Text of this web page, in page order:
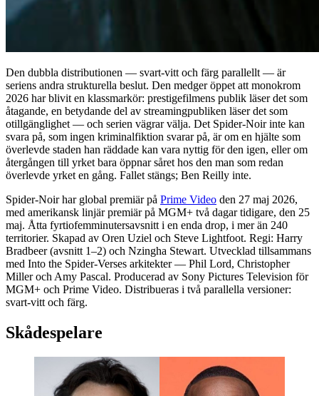
Den dubbla distributionen — svart-vitt och färg parallellt — är
seriens andra strukturella beslut. Den medger öppet att monokrom
2026 har blivit en klassmarkör: prestigefilmens publik läser det som
åtagande, en betydande del av streamingpubliken läser det som
otillgänglighet — och serien vägrar välja. Det Spider-Noir inte kan
svara på, som ingen kriminalfiktion svarar på, är om en hjälte som
överlevde staden han räddade kan vara nyttig för den igen, eller om
återgången till yrket bara öppnar såret hos den man som redan
överlevde yrket en gång. Fallet stängs; Ben Reilly inte.
Spider-Noir har global premiär på Prime Video den 27 maj 2026,
med amerikansk linjär premiär på MGM+ två dagar tidigare, den 25
maj. Åtta fyrtiofemminutersavsnitt i en enda drop, i mer än 240
territorier. Skapad av Oren Uziel och Steve Lightfoot. Regi: Harry
Bradbeer (avsnitt 1–2) och Nzingha Stewart. Utvecklad tillsammans
med Into the Spider-Verses arkitekter — Phil Lord, Christopher
Miller och Amy Pascal. Producerad av Sony Pictures Television för
MGM+ och Prime Video. Distribueras i två parallella versioner:
svart-vitt och färg.
Skådespelare